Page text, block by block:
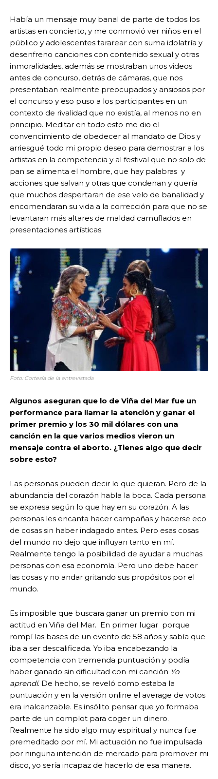
Había un mensaje muy banal de parte de todos los
artistas en concierto, y me conmovió ver niños en el
público y adolescentes tararear con suma idolatría y
desenfreno canciones con contenido sexual y otras
inmoralidades, además se mostraban unos videos
antes de concurso, detrás de cámaras, que nos
presentaban realmente preocupados y ansiosos por
el concurso y eso puso a los participantes en un
contexto de rivalidad que no existía, al menos no en
principio. Meditar en todo esto me dio el
convencimiento de obedecer al mandato de Dios y
arriesgué todo mi propio deseo para demostrar a los
artistas en la competencia y al festival que no solo de
pan se alimenta el hombre, que hay palabras y
acciones que salvan y otras que condenan y quería
que muchos despertaran de ese velo de banalidad y
encomendaran su vida a la corrección para que no se
levantaran más altares de maldad camuflados en
presentaciones artísticas.
Foto: Cortesía de la entrevistada
Algunos aseguran que lo de Viña del Mar fue un
performance para llamar la atención y ganar el
primer premio y los 30 mil dólares con una
canción en la que varios medios vieron un
mensaje contra el aborto. ¿Tienes algo que decir
sobre esto?
Las personas pueden decir lo que quieran. Pero de la
abundancia del corazón habla la boca. Cada persona
se expresa según lo que hay en su corazón. A las
personas les encanta hacer campañas y hacerse eco
de cosas sin haber indagado antes. Pero esas cosas
del mundo no dejo que influyan tanto en mí.
Realmente tengo la posibilidad de ayudar a muchas
personas con esa economía. Pero uno debe hacer
las cosas y no andar gritando sus propósitos por el
mundo.
Es imposible que buscara ganar un premio con mi
actitud en Viña del Mar. En primer lugar porque
rompí las bases de un evento de 58 años y sabía que
iba a ser descalificada. Yo iba encabezando la
competencia con tremenda puntuación y podía
haber ganado sin dificultad con mi canción Yo
aprendí. De hecho, se reveló como estaba la
puntuación y en la versión online el average de votos
era inalcanzable. Es insólito pensar que yo formaba
parte de un complot para coger un dinero.
Realmente ha sido algo muy espiritual y nunca fue
premeditado por mí. Mi actuación no fue impulsada
por ninguna intención de mercado para promover mi
disco, yo sería incapaz de hacerlo de esa manera.